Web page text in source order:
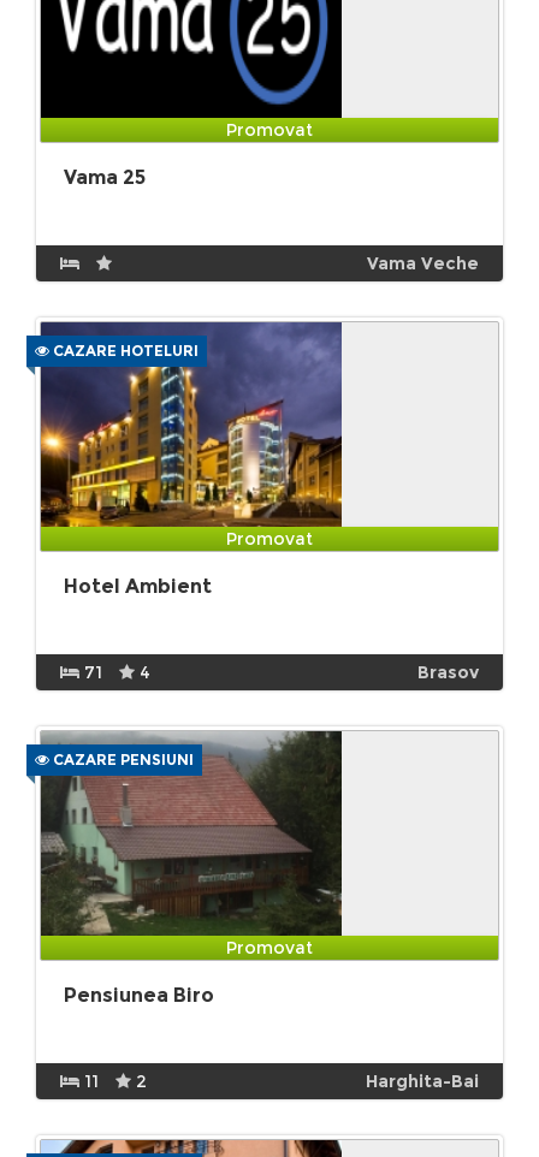
Promovat
Vama 25
Vama Veche
CAZARE HOTELURI
Promovat
Hotel Ambient
71 4 Brasov
CAZARE PENSIUNI
Promovat
Pensiunea Biro
11 2 Harghita-Bai